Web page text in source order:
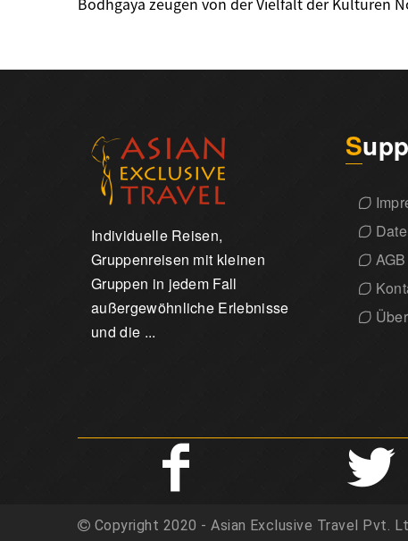
Individuelle Reisen,
Gruppenreisen mit kleinen
Gruppen in jedem Fall
außergewöhnliche Erlebnisse
und die ...
AGB
Copyright 2020 - Asian Exclusive Travel Pvt.